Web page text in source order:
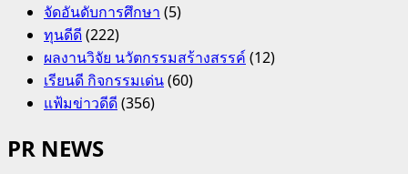
จัดอันดับการศึกษา (5)
ทุนดีดี(222)
ผลงานวิจัย นวัตกรรมสร้างสรรค์(12)
เรียนดี กิจกรรมเด่น(60)
แฟ้มข่าวดีดี(356)
PR NEWS